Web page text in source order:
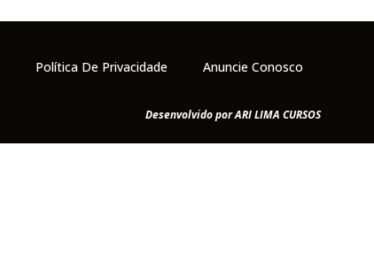
Política De Privacidade Anuncie Conosco
Desenvolvido por ARI LIMA CURSOS